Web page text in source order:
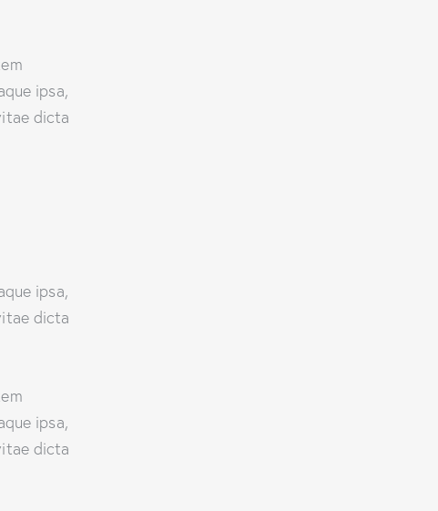
ipsa,
dicta
ipsa,
dicta
ipsa,
dicta